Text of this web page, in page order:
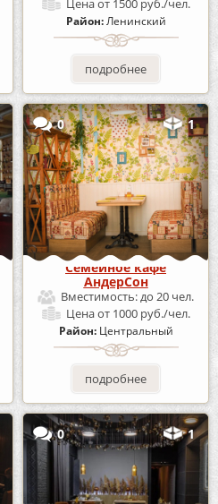
Ценаот 1500 руб./чел.
Район:Ленинский
подробнее
0 1
Семейное кафе
АндерСон
Вместимость:до 20 чел.
Ценаот 1000 руб./чел.
Район: Центральный
подробнее
0 1